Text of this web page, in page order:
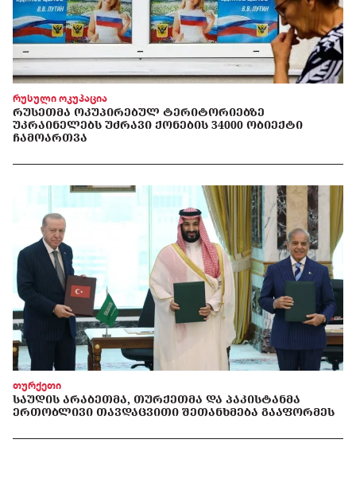
რუსული ოკუპაცია
ᲠᲣᲡᲔᲗᲛᲐ ᲝᲙᲣᲞᲘᲠᲔᲑᲣᲚ ᲢᲔᲠᲘᲢᲝᲠᲘᲔᲑᲖᲔ
ᲣᲙᲠᲐᲘᲜᲔᲚᲔᲑᲡ ᲣᲫᲠᲐᲕᲘ ᲥᲝᲜᲔᲑᲘᲡ 34000 ᲝᲑᲘᲔᲥᲢᲘ
ᲩᲐᲛᲝᲐᲠᲗᲕᲐ
თურქეთი
ᲡᲐᲣᲓᲘᲡ ᲐᲠᲐᲑᲔᲗᲛᲐ, ᲗᲣᲠᲥᲔᲗᲛᲐ ᲓᲐ ᲞᲐᲙᲘᲡᲢᲐᲜᲛᲐ
ᲔᲠᲗᲝᲑᲚᲘᲕᲘ ᲗᲐᲕᲓᲐᲪᲕᲘᲗᲘ ᲨᲔᲗᲐᲜᲮᲛᲔᲑᲐ ᲒᲐᲐᲤᲝᲠᲛᲔᲡ